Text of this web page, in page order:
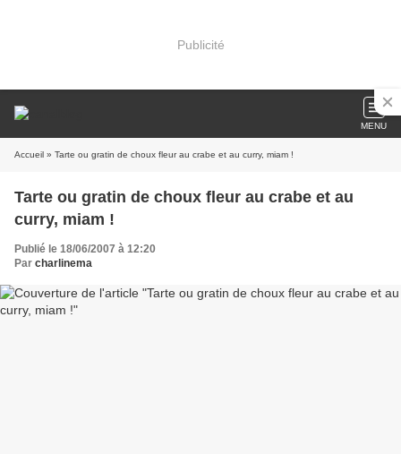
Publicité
MENU
Accueil » Tarte ou gratin de choux fleur au crabe et au curry, miam !
Tarte ou gratin de choux fleur au crabe et au
curry, miam !
Publié le 18/06/2007 à 12:20
Par charlinema